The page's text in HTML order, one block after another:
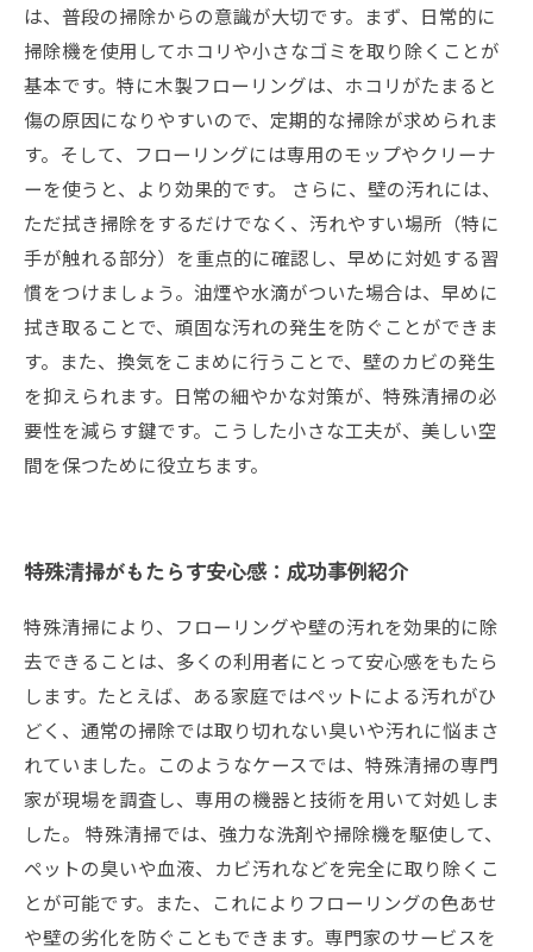
は、普段の掃除からの意識が大切です。まず、日常的に
掃除機を使用してホコリや小さなゴミを取り除くことが
基本です。特に木製フローリングは、ホコリがたまると
傷の原因になりやすいので、定期的な掃除が求められま
す。そして、フローリングには専用のモップやクリーナ
ーを使うと、より効果的です。 さらに、壁の汚れには、
ただ拭き掃除をするだけでなく、汚れやすい場所（特に
手が触れる部分）を重点的に確認し、早めに対処する習
慣をつけましょう。油煙や水滴がついた場合は、早めに
拭き取ることで、頑固な汚れの発生を防ぐことができま
す。また、換気をこまめに行うことで、壁のカビの発生
を抑えられます。日常の細やかな対策が、特殊清掃の必
要性を減らす鍵です。こうした小さな工夫が、美しい空
間を保つために役立ちます。
特殊清掃がもたらす安心感：成功事例紹介
特殊清掃により、フローリングや壁の汚れを効果的に除
去できることは、多くの利用者にとって安心感をもたら
します。たとえば、ある家庭ではペットによる汚れがひ
どく、通常の掃除では取り切れない臭いや汚れに悩まさ
れていました。このようなケースでは、特殊清掃の専門
家が現場を調査し、専用の機器と技術を用いて対処しま
した。 特殊清掃では、強力な洗剤や掃除機を駆使して、
ペットの臭いや血液、カビ汚れなどを完全に取り除くこ
とが可能です。また、これによりフローリングの色あせ
や壁の劣化を防ぐこともできます。専門家のサービスを